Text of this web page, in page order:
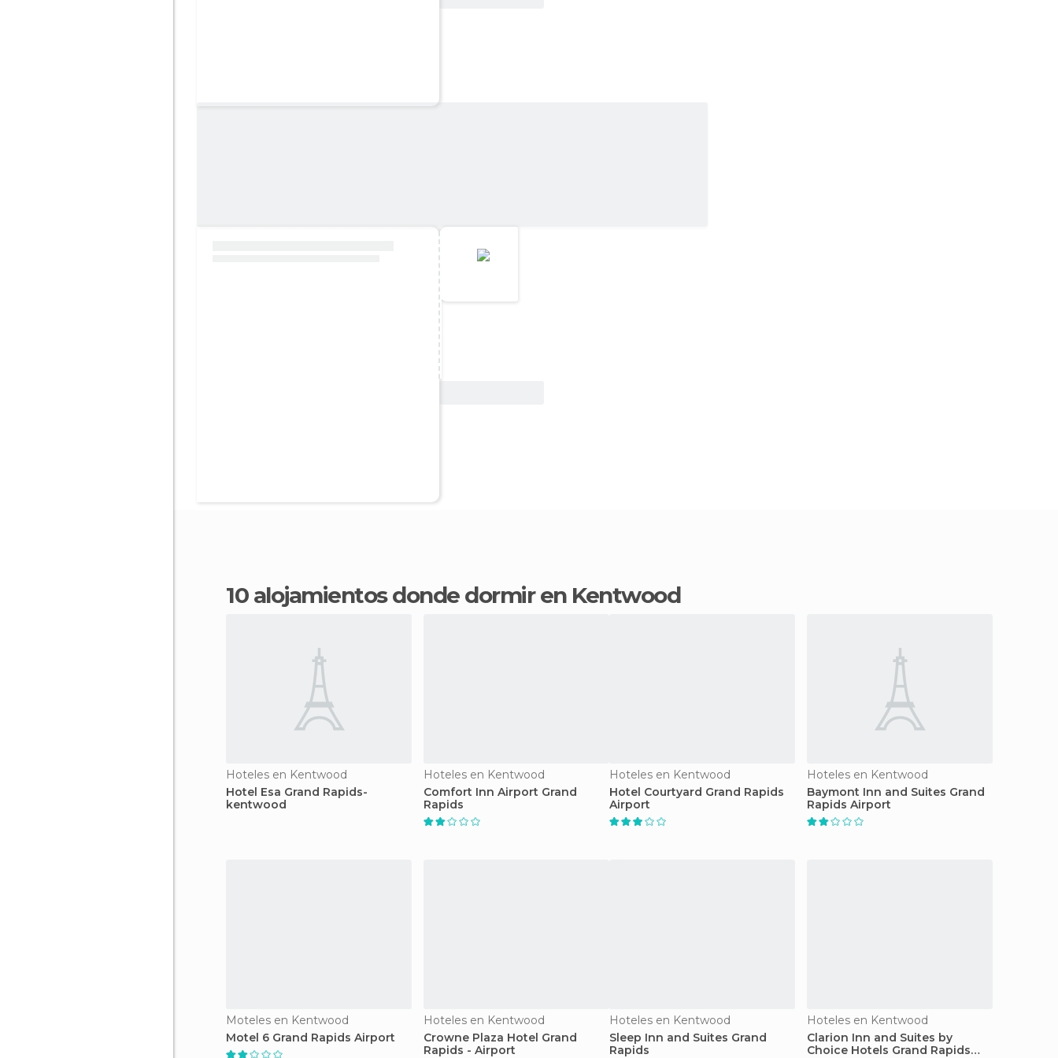
10 alojamientos donde dormir en Kentwood
Hoteles en Kentwood
Hotel Esa Grand Rapids-
kentwood
Hoteles en Kentwood
Comfort Inn Airport Grand
Rapids
Hoteles en Kentwood
Hotel Courtyard Grand Rapids
Airport
Hoteles en Kentwood
Baymont Inn and Suites Grand
Rapids Airport
Moteles en Kentwood
Motel 6 Grand Rapids Airport
Hoteles en Kentwood
Crowne Plaza Hotel Grand
Rapids - Airport
Hoteles en Kentwood
Sleep Inn and Suites Grand
Rapids
Hoteles en Kentwood
Clarion Inn and Suites by
Choice Hotels Grand Rapids